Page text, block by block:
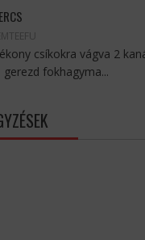
csíkokra vágva 2
fokhagyma...